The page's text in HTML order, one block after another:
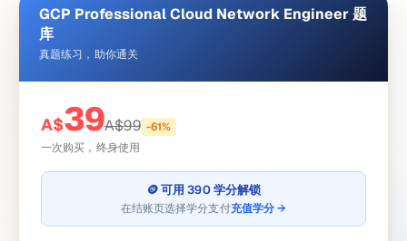
GCP Professional Cloud Network Engineer 题
库
真题练习，助你通关
A$39A$99 -61%
一次购买，终身使用
🪙 可用 390 学分解锁
在结账页选择学分支付充值学分 →